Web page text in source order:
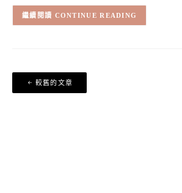
CONTINUE READING
文
章
較舊的文章